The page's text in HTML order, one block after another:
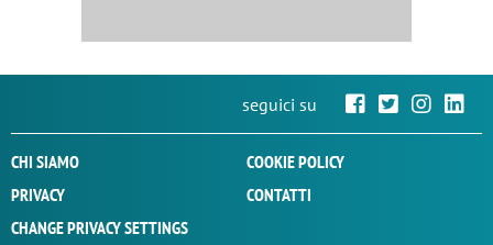
seguici su
CHI SIAMO
COOKIE POLICY
PRIVACY
CONTATTI
CHANGE PRIVACY SETTINGS